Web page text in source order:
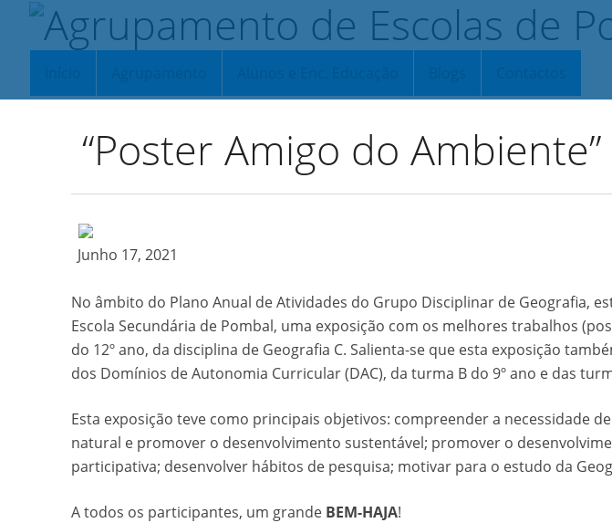
“Poster Amigo do Ambiente”
Junho 17, 2021
No âmbito do Plano Anual de Atividades do Grupo Disciplinar de Geografia,
Escola Secundária de Pombal, uma exposição com os melhores trabalhos
do 12º ano, da disciplina de Geografia C. Salienta-se que esta exposição
dos Domínios de Autonomia Curricular (DAC), da turma B do 9º ano e das
Esta exposição teve como principais objetivos: compreender a necessidade
natural e promover o desenvolvimento sustentável; promover o
participativa; desenvolver hábitos de pesquisa; motivar para o estudo da
A todos os participantes, um grande BEM-HAJA!